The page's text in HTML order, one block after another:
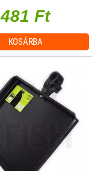
481 Ft
KOSÁRBA